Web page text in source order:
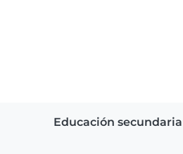
Educación secundaria